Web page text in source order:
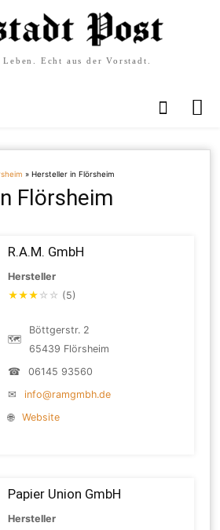
Leben. Echt aus der Vorstadt.
»Hersteller in Flörsheim
Flörsheim
R.A.M. GmbH
Hersteller
★★★ ☆ ☆ (5)
🗺
Böttgerstr. 2
65439 Flörsheim
☎
06145 93560
✉
info@ramgmbh.de
🌐
Website
Papier Union GmbH
Hersteller